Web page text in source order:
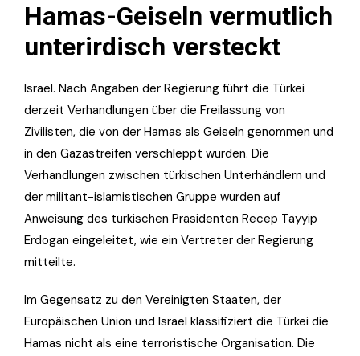
Hamas-Geiseln vermutlich
unterirdisch versteckt
Israel. Nach Angaben der Regierung führt die Türkei
derzeit Verhandlungen über die Freilassung von
Zivilisten, die von der Hamas als Geiseln genommen und
in den Gazastreifen verschleppt wurden. Die
Verhandlungen zwischen türkischen Unterhändlern und
der militant-islamistischen Gruppe wurden auf
Anweisung des türkischen Präsidenten Recep Tayyip
Erdogan eingeleitet, wie ein Vertreter der Regierung
mitteilte.
Im Gegensatz zu den Vereinigten Staaten, der
Europäischen Union und Israel klassifiziert die Türkei die
Hamas nicht als eine terroristische Organisation. Die